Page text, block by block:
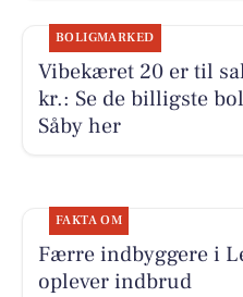
BOLIGMARKED
Vibekæret 20 er til
kr.: Se de billigste
Såby her
FAKTA OM
Færre indbyggere i
oplever indbrud